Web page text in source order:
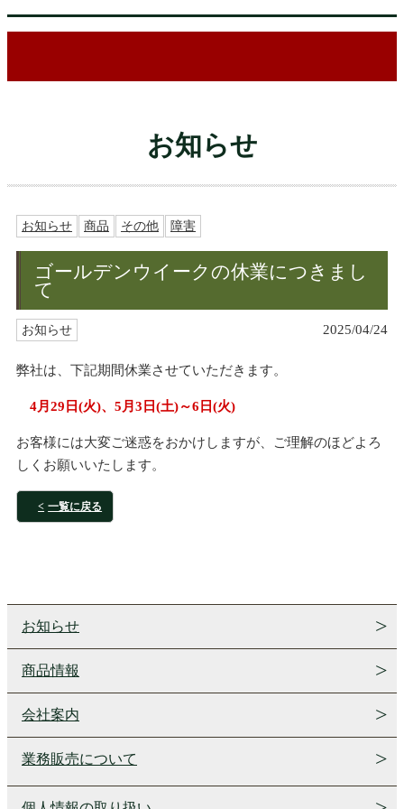
お知らせ
お知らせ 商品 その他 障害
ゴールデンウイークの休業につきまし
て
お知らせ 2025/04/24
弊社は、下記期間休業させていただきます。
4月29日(火)、5月3日(土)～6日(火)
お客様には大変ご迷惑をおかけしますが、ご理解のほどよろ
しくお願いいたします。
一覧に戻る
お知らせ
商品情報
会社案内
業務販売について